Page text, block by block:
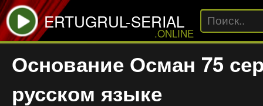
ERTUGRUL-SERIAL
.ONLINE
Основание Осман 75
русском языке